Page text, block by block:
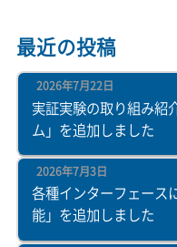
最近の投稿
実証実験の取り組み紹
ム」を追加しました
2026年7月22日
各種インターフェース
能」を追加しました
2026年7月3日